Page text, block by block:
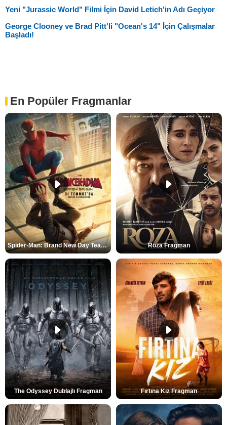
Yeni "Jurassic World" Filmi İçin David Letich'in Adı Geçiyor
George Clooney ve Brad Pitt'li "Ocean's 14" İçin Çalışmalar
Başladı!
En Popüler Fragmanlar
Spider-Man: Brand New Day Teaser Roza Fragman
The Odyssey Dublajlı Fragman Fırtına Kız Fragman